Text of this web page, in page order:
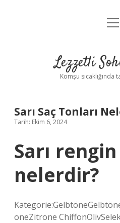
Yasal
Lezzetli
Komşu sıcaklığında
Sarı Saç Tonları
Tarih: Ekim 6, 2024
Sarı
nelerdir?
oneZitrone